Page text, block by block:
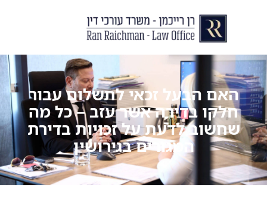
האם הבעל זכאי לתשלום עבור
חלקו בדירה אשר עזב – כל מה
שחשוב לדעת על זכויות בדירת
המגורים בגירושין